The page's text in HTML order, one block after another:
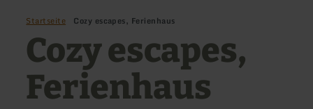
Startseite Cozy escapes, Ferienhaus
Cozy escapes,
Ferienhaus